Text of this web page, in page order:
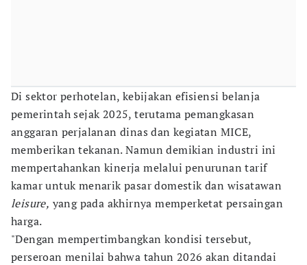
Di sektor perhotelan, kebijakan efisiensi belanja
pemerintah sejak 2025, terutama pemangkasan
anggaran perjalanan dinas dan kegiatan MICE,
memberikan tekanan. Namun demikian industri ini
mempertahankan kinerja melalui penurunan tarif
kamar untuk menarik pasar domestik dan wisatawan
leisure, yang pada akhirnya memperketat persaingan
harga.
"Dengan mempertimbangkan kondisi tersebut,
perseroan menilai bahwa tahun 2026 akan ditandai